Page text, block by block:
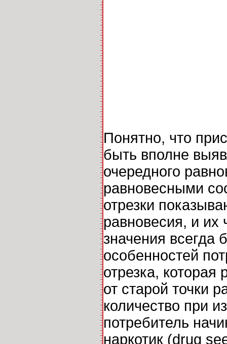
Понятно, что
быть вполне
очередного
равновесными
отрезки
равновесия, и
значения всегда
особенностей
отрезка,
от старой точки
количество при
потребитель
наркотик (drug